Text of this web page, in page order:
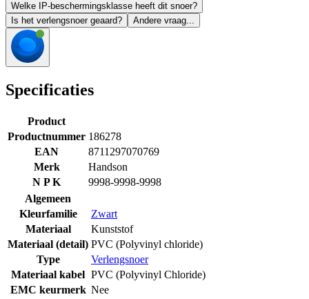
Welke IP-beschermingsklasse heeft dit snoer?
Is het verlengsnoer geaard?
Andere vraag...
Specificaties
Product
Productnummer 186278
EAN
8711297070769
Merk
Handson
N P K
9998-9998-9998
Algemeen
Kleurfamilie
Zwart
Materiaal
Kunststof
Materiaal (detail) PVC (Polyvinyl chloride)
Type
Verlengsnoer
Materiaal kabel PVC (Polyvinyl Chloride)
EMC keurmerk Nee